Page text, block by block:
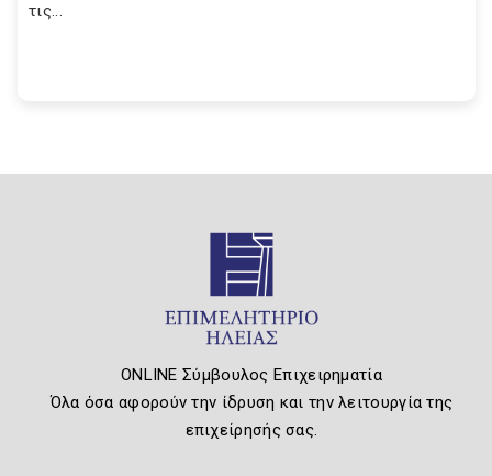
τις...
ONLINE Σύμβουλος Επιχειρηματία
Όλα όσα αφορούν την ίδρυση και την λειτουργία της
επιχείρησής σας.